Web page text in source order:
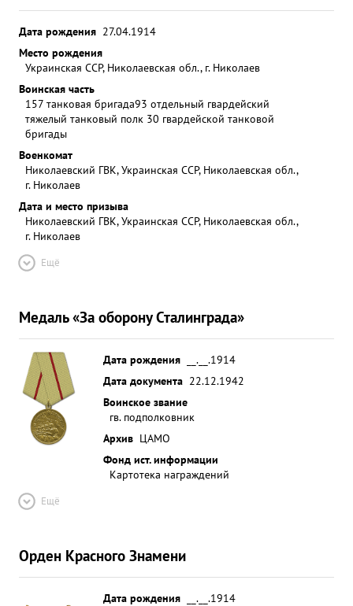
Дата рождения 27.04.1914
Место рождения
Украинская ССР, Николаевская обл., г. Николаев
Воинская часть
157 танковая бригада93 отдельный гвардейский
тяжелый танковый полк 30 гвардейской танковой
бригады
Военкомат
Николаевский ГВК, Украинская ССР, Николаевская обл.,
г. Николаев
Дата и место призыва
Николаевский ГВК, Украинская ССР, Николаевская обл.,
г. Николаев
Ещё
Медаль «За оборону Сталинграда»
Дата рождения
__.__.1914
Дата документа 22.12.1942
Воинское звание
гв. подполковник
Архив ЦАМО
Фонд ист. информации
Картотека награждений
Ещё
Орден Красного Знамени
Дата рождения
__.__.1914